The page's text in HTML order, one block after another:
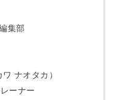
集部
ナオタカ）
ーナー